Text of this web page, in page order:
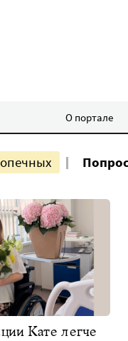
О портале
Кате легче